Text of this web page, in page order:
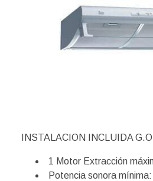
INSTALACION INCLUIDA G.O
1 Motor Extracción
Potencia sonora